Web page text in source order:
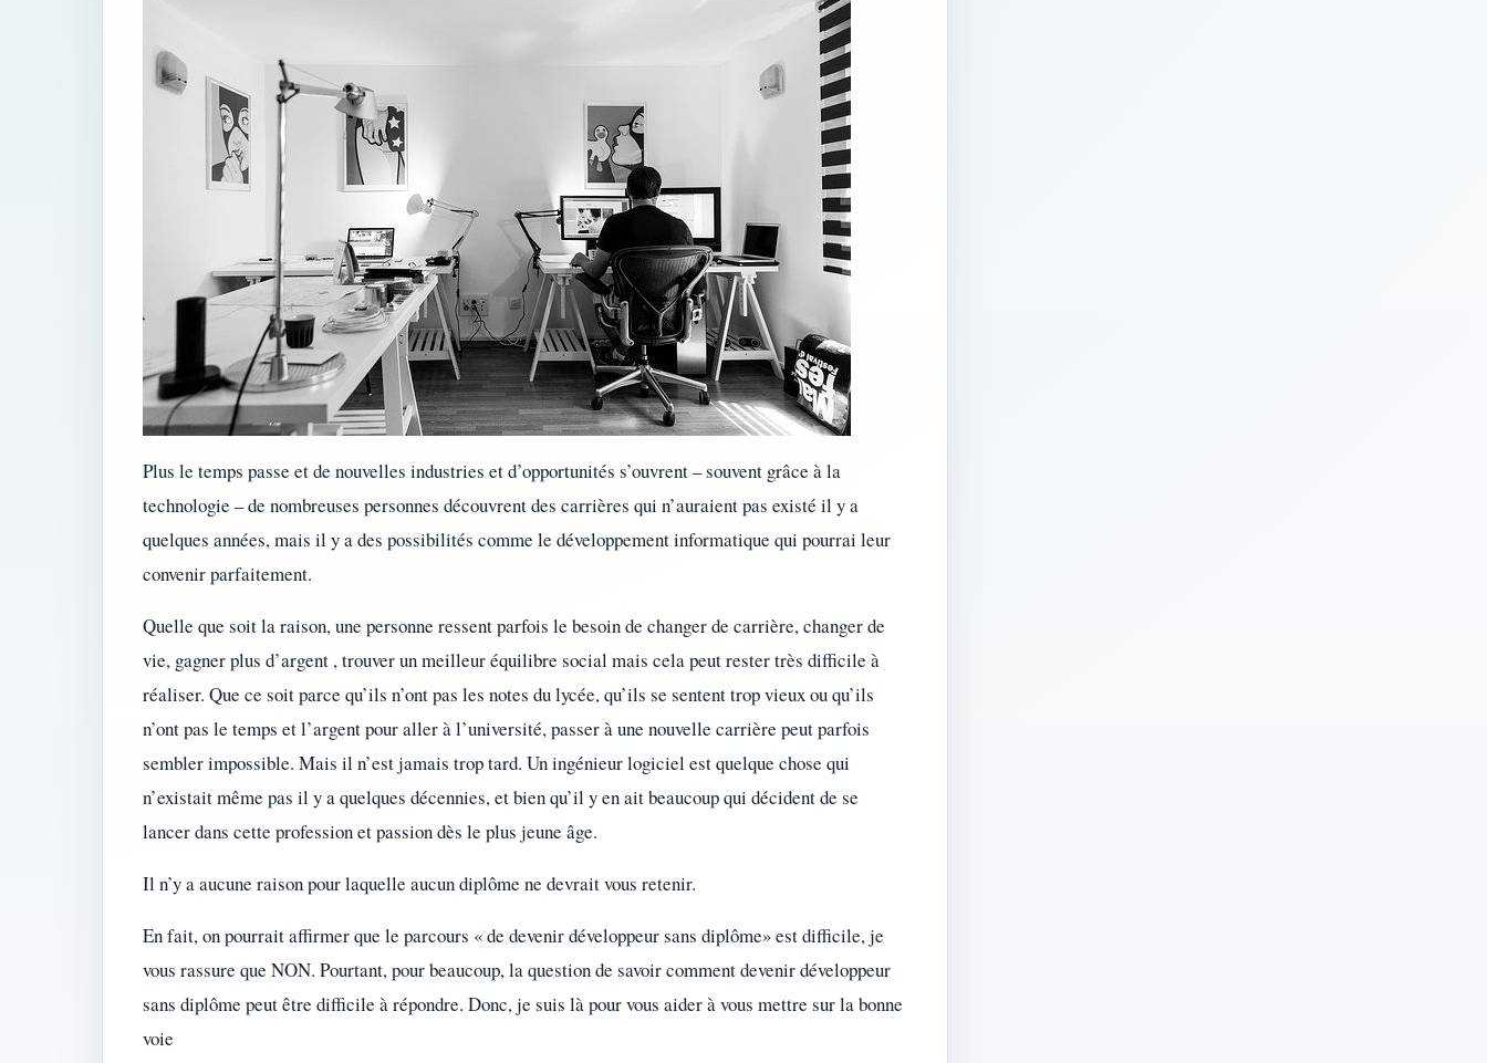
Plus le temps passe et de nouvelles industries et d’opportunités s’ouvrent – souvent grâce à la
technologie – de nombreuses personnes découvrent des carrières qui n’auraient pas existé il y a
quelques années, mais il y a des possibilités comme le développement informatique qui pourrai leur
convenir parfaitement.
Quelle que soit la raison, une personne ressent parfois le besoin de changer de carrière, changer de
vie, gagner plus d’argent , trouver un meilleur équilibre social mais cela peut rester très difficile à
réaliser. Que ce soit parce qu’ils n’ont pas les notes du lycée, qu’ils se sentent trop vieux ou qu’ils
n’ont pas le temps et l’argent pour aller à l’université, passer à une nouvelle carrière peut parfois
sembler impossible. Mais il n’est jamais trop tard. Un ingénieur logiciel est quelque chose qui
n’existait même pas il y a quelques décennies, et bien qu’il y en ait beaucoup qui décident de se
lancer dans cette profession et passion dès le plus jeune âge.
Il n’y a aucune raison pour laquelle aucun diplôme ne devrait vous retenir.
En fait, on pourrait affirmer que le parcours « de devenir développeur sans diplôme» est difficile, je
vous rassure que NON. Pourtant, pour beaucoup, la question de savoir comment devenir développeur
sans diplôme peut être difficile à répondre. Donc, je suis là pour vous aider à vous mettre sur la bonne
voie